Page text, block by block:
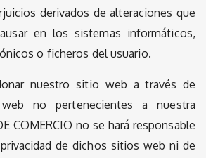
derivados de alteraciones que
en los sistemas informáticos,
o ficheros del usuario.
nuestro sitio web a través de
no pertenecientes a nuestra
COMERCIO no se hará responsable
de dichos sitios web ni de